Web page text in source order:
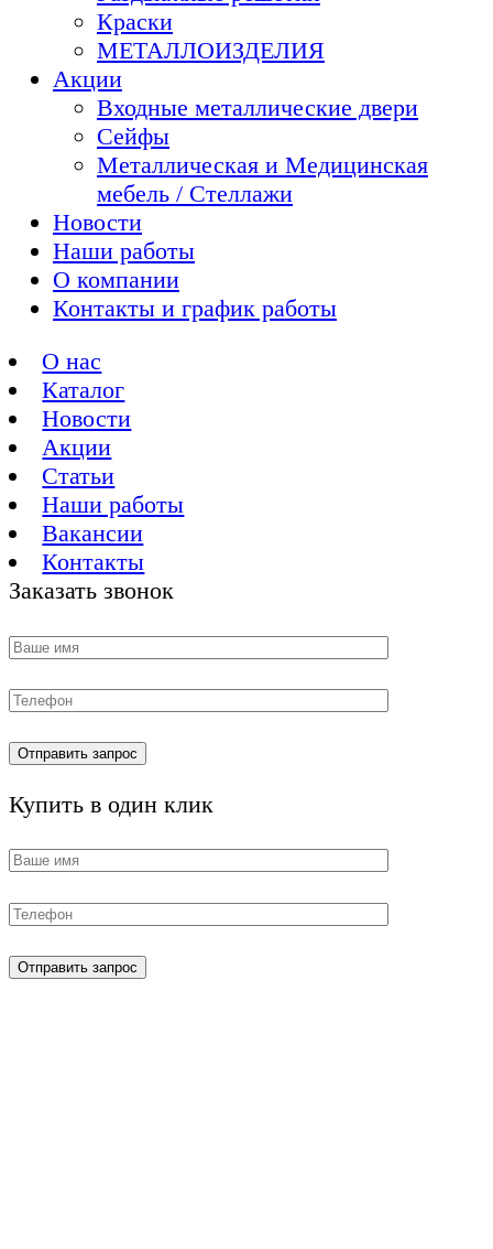
Краски
МЕТАЛЛОИЗДЕЛИЯ
Акции
Входные металлические двери
Сейфы
Металлическая и Медицинская
мебель / Стеллажи
Новости
Наши работы
О компании
Контакты и график работы
О нас
Каталог
Новости
Акции
Статьи
Наши работы
Вакансии
Контакты
Заказать звонок
Купить в один клик